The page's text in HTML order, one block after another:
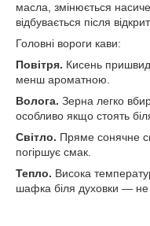
масла, змінюється
відбувається після
Головні вороги кави:
Повітря. Кисень
менш ароматною.
Волога. Зерна легко
особливо якщо стоять
Світло. Пряме сонячне
погіршує смак.
Тепло. Висока
шафка біля духовки —